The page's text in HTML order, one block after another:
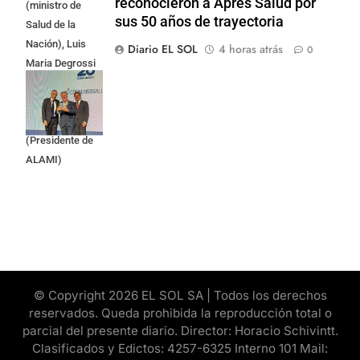
(ministro de
Salud de la
Nación), Luis
Maria Degrossi
(Presidente de
Apres Salud) y
Cristian Mazza
(Presidente de
ALAMI)
sus 50 años de trayectoria
Diario EL SOL
4 horas atrás 0
© Copyright 2026 EL SOL SA | Todos los derechos
reservados. Queda prohibida la reproducción total o
parcial del presente diario. Director: Horacio Schivintt.
Clasificados y Edictos: 4257-6325 Interno 101 Mail: